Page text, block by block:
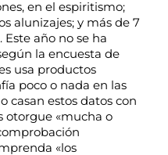
en el espiritismo;
alunizajes; y más de 7
año no se ha
la encuesta de
usa productos
poco o nada en las
casan estos datos con
otorgue «mucha o
«los